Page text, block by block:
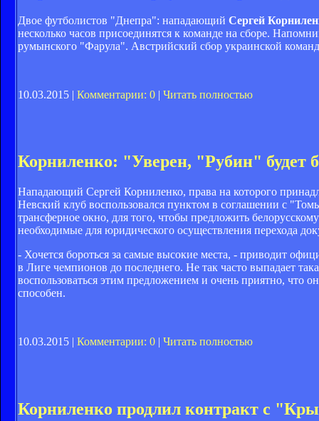
Двое футболистов "Днепра": нападающий Сергей
несколько часов присоединятся к команде на сборе.
румынского "Фарула". Австрийский сбор украинской
10.03.2015 | Комментарии: 0 | Читать полностью
Корниленко: "Уверен, "Рубин" будет
Нападающий Сергей Корниленко, права на которого
Невский клуб воспользовался пунктом в соглашении с
трансферное окно, для того, чтобы предложить
необходимые для юридического осуществления перехода
- Хочется бороться за самые высокие места, - приводит
в Лиге чемпионов до последнего. Не так часто выпадает
воспользоваться этим предложением и очень приятно, что
способен.
10.03.2015 | Комментарии: 0 | Читать полностью
Корниленко продлил контракт с